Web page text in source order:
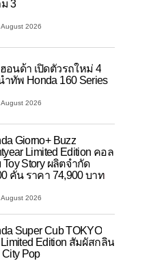
3
August 2026
อนด้า เปิดตัวรถใหม่ 4
ำทัพ Honda 160 Series
August 2026
Giorno+ Buzz
Limited Edition คอล
Toy Story ผลิตจำกัด
คัน ราคา 74,900 บาท
August 2026
Super Cub TOKYO
Edition สัมผัสกลิ่น
City Pop